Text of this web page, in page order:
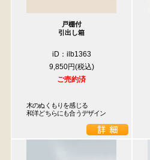
戸棚付
引出し箱
iD：ilb1363
9,850円
ご売約済
木のぬくもりを感じる
和洋どちらにも合うデザイン